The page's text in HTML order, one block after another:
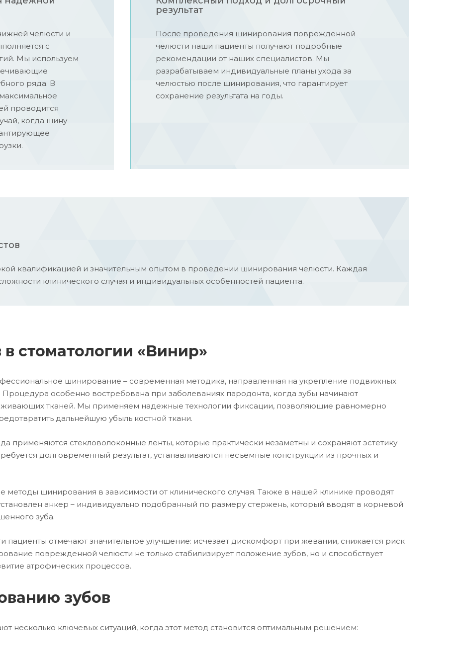
челюсти и
с
Мы используем
ряда. В
проводится
когда шину
результат
После проведения шинирования поврежденной
челюсти наши пациенты получают подробные
рекомендации от наших специалистов. Мы
разрабатываем индивидуальные планы ухода за
челюстью после шинирования, что гарантирует
сохранение результата на годы.
квалификацией и значительным опытом в проведении шинирования челюсти. Каждая
клинического случая и индивидуальных особенностей пациента.
стоматологии «Винир»
шинирование – современная методика, направленная на укрепление подвижных
Процедура особенно востребована при заболеваниях пародонта, когда зубы начинают
тканей. Мы применяем надежные технологии фиксации, позволяющие равномерно
дальнейшую убыль костной ткани.
применяются стекловолоконные ленты, которые практически незаметны и сохраняют эстетику
долговременный результат, устанавливаются несъемные конструкции из прочных и
методы шинирования в зависимости от клинического случая. Также в нашей клинике проводят
анкер – индивидуально подобранный по размеру стержень, который вводят в корневой
зуба.
отмечают значительное улучшение: исчезает дискомфорт при жевании, снижается риск
поврежденной челюсти не только стабилизирует положение зубов, но и способствует
атрофических процессов.
зубов
несколько ключевых ситуаций, когда этот метод становится оптимальным решением: